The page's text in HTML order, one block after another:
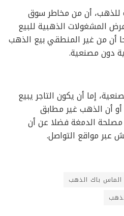
للذهب، أن من مخاطر سوق
المشغولات الذهبية للبيع
أن من غير المنطقي بيع الذهب
دون مصنعية.
إما أن يكون التاجر يبيع
أن الذهب غير مطابق
الدمغة فضلا عن أن
مواقع التواصل.
الماس باك الذهب